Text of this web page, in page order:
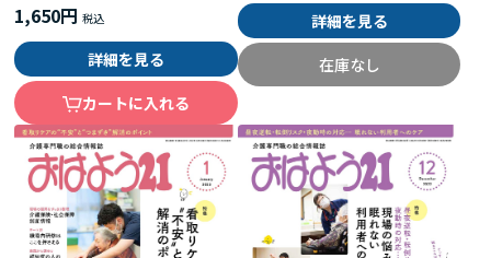
1,650円
詳細を見る
カートに入れる
詳細を見る
在庫なし